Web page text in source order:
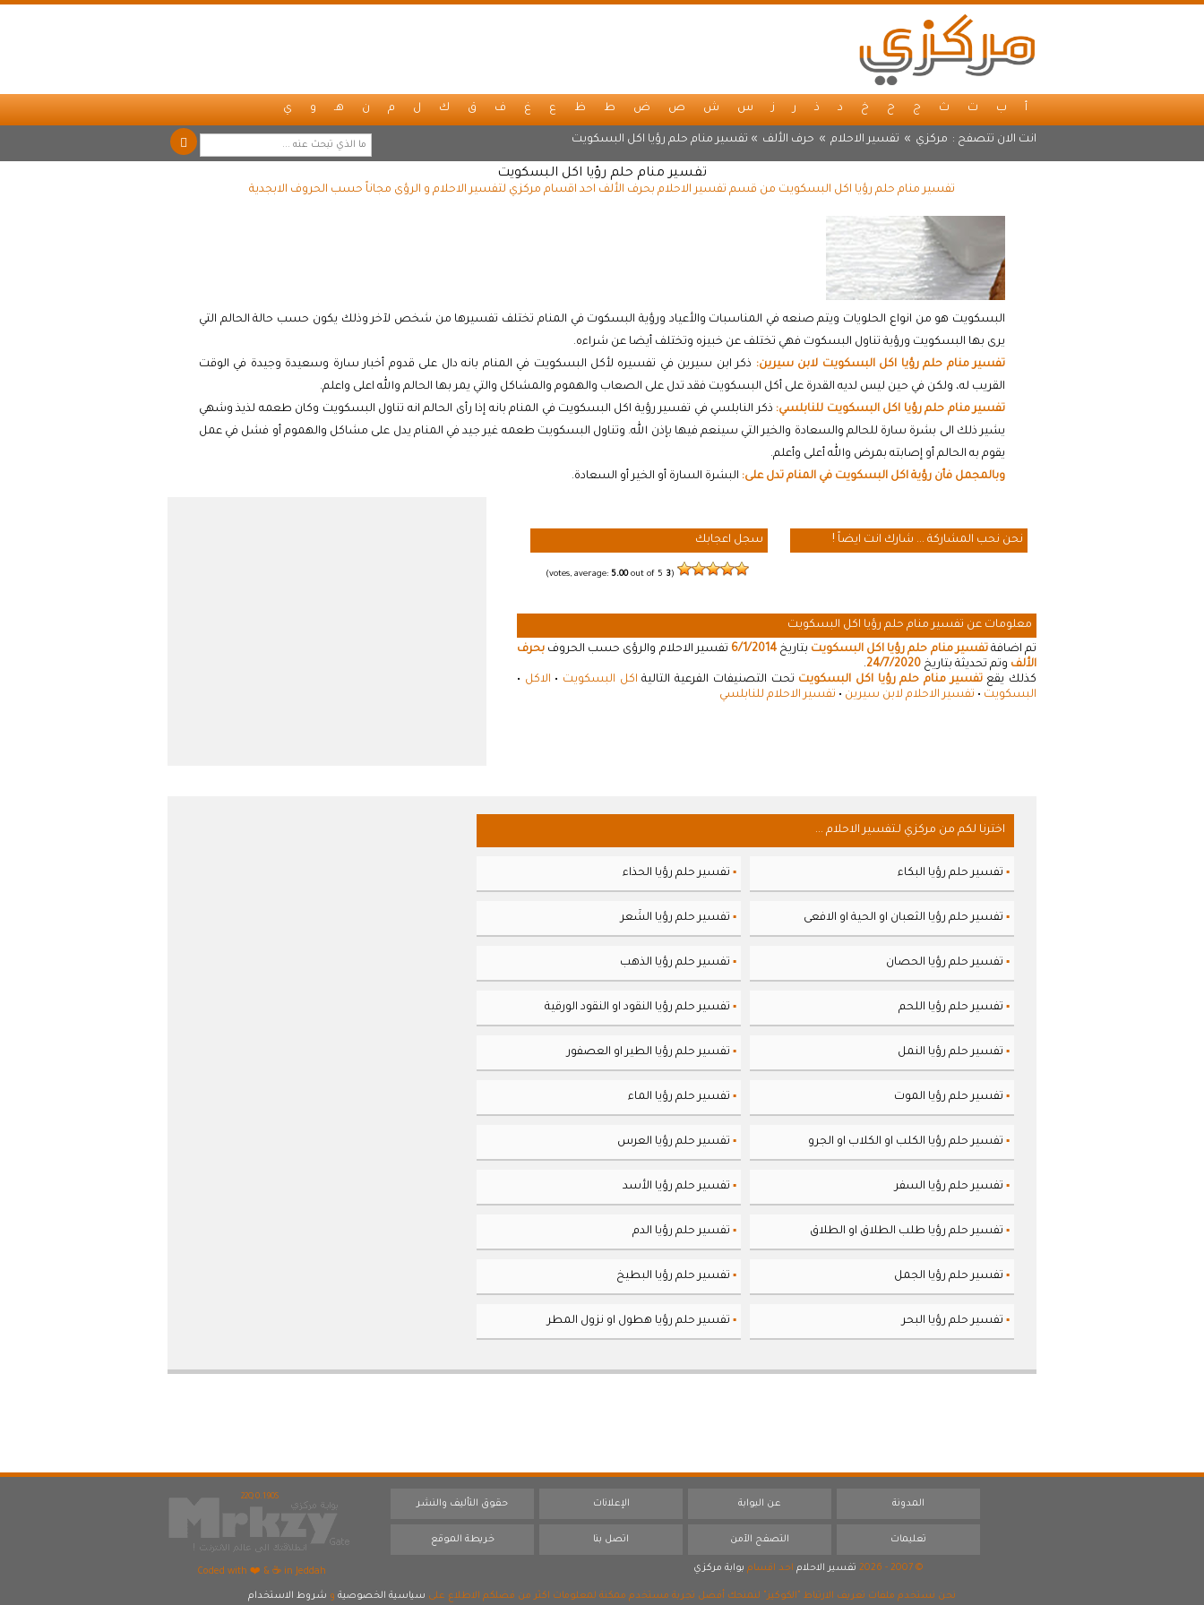
أ ب ت ث ج ح خ د ذ ر ز س ش ص ض ط ظ ع غ ف ق ك ل م ن هـ و ي
انت الان تتصفح : مركزي » تفسير الاحلام » حرف الألف » تفسير منام حلم رؤيا اكل البسكويت
تفسير منام حلم رؤيا اكل البسكويت
تفسير منام حلم رؤيا اكل البسكويت من قسم تفسير الاحلام بحرف الألف احد اقسام مركزي لتفسير الاحلام و الرؤى مجاناً حسب الحروف الابجدية
البسكويت هو من انواع الحلويات ويتم صنعه في المناسبات والأعياد ورؤية البسكوت في المنام تختلف تفسيرها من شخص لآخر وذلك يكون حسب حالة الحالم التي
يرى بها البسكويت ورؤية تناول البسكوت فهي تختلف عن خبيزه وتختلف أيضا عن شراءه.
تفسير منام حلم رؤيا اكل البسكويت لابن سيرين: ذكر ابن سيرين في تفسيره لأكل البسكويت في المنام بانه دال على قدوم أخبار سارة وسعيدة وجيدة في الوقت
القريب له، ولكن في حين ليس لديه القدرة على أكل البسكويت فقد تدل على الصعاب والهموم والمشاكل والتي يمر بها الحالم والله اعلى واعلم.
تفسير منام حلم رؤيا اكل البسكويت للنابلسي: ذكر النابلسي في تفسير رؤية اكل البسكويت في المنام بانه إذا رأى الحالم انه تناول البسكويت وكان طعمه لذيذ وشهي
يشير ذلك الى بشرة سارة للحالم والسعادة والخير التي سينعم فيها بإذن الله. وتناول البسكويت طعمه غير جيد في المنام يدل على مشاكل والهموم أو فشل في عمل
يقوم به الحالم أو إصابته بمرض والله أعلى وأعلم.
وبالمجمل فأن رؤية اكل البسكويت في المنام تدل على: البشرة السارة أو الخير أو السعادة.
نحن نحب المشاركة ... شارك انت ايضاً ! سجل اعجابك
(
3
5.00out of 5)
معلومات عن تفسير منام حلم رؤيا اكل البسكويت
تم اضافةتفسير منام حلم رؤيا اكل البسكويت بتاريخ6/1/2014 تفسير الاحلام والرؤى حسب الحروف بحرف
الألف وتم تحديثة بتاريخ 24/7/2020
.
كذلك يقعتفسير منام حلم رؤيا اكل البسكويت تحت التصنيفات الفرعية التالية اكل البسكويت • الاكل •
البسكويت • تفسير الاحلام لابن سيرين • تفسير الاحلام للنابلسي
اخترنا لكم من مركزي لـتفسير الاحلام ...
▪ تفسير حلم رؤيا البكاء ▪ تفسير حلم رؤيا الحذاء
▪ تفسير حلم رؤيا الثعبان او الحية او الافعى ▪ تفسير حلم رؤيا الشَعر
▪ تفسير حلم رؤيا الحصان ▪ تفسير حلم رؤيا الذهب
▪ تفسير حلم رؤيا اللحم ▪ تفسير حلم رؤيا النقود او النقود الورقية
▪ تفسير حلم رؤيا النمل ▪ تفسير حلم رؤيا الطير او العصفور
▪ تفسير حلم رؤيا الموت ▪ تفسير حلم رؤيا الماء
▪ تفسير حلم رؤيا الكلب او الكلاب او الجرو ▪ تفسير حلم رؤيا العرس
▪ تفسير حلم رؤيا السفر ▪ تفسير حلم رؤيا الأسد
▪ تفسير حلم رؤيا طلب الطلاق او الطلاق ▪ تفسير حلم رؤيا الدم
▪ تفسير حلم رؤيا الجمل ▪ تفسير حلم رؤيا البطيخ
▪ تفسير حلم رؤيا البحر ▪ تفسير حلم رؤيا هطول او نزول المطر
22Q 0.190S
المدونة عن البوابة الإعلانات حقوق التأليف والنشر
تعليمات التصفح الآمن اتصل بنا خريطة الموقع
© 2007 - 2026 تفسير الاحلام احد اقسام بوابة مركزي Coded with ❤️ & ☕ in Jeddah
نحن نستخدم ملفات تعريف الارتباط "الكوكيز" لنمنحك أفضل تجربة مستخدم ممكنة لمعلومات اكثر من فضلكم الاطلاع على سياسية الخصوصية و شروط الاستخدام